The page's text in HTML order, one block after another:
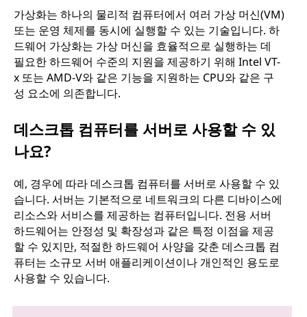
가상화는 하나의 물리적 컴퓨터에서 여러 가상 머신(VM)
또는 운영 체제를 동시에 실행할 수 있는 기술입니다. 하
드웨어 가상화는 가상 머신을 효율적으로 실행하는 데
필요한 하드웨어 수준의 지원을 제공하기 위해 Intel VT-
x 또는 AMD-V와 같은 기능을 지원하는 CPU와 같은 구
성 요소에 의존합니다.
데스크톱 컴퓨터를 서버로 사용할 수 있
나요?
예, 경우에 따라 데스크톱 컴퓨터를 서버로 사용할 수 있
습니다. 서버는 기본적으로 네트워크의 다른 디바이스에
리소스와 서비스를 제공하는 컴퓨터입니다. 전용 서버
하드웨어는 안정성 및 확장성과 같은 특정 이점을 제공
할 수 있지만, 적절한 하드웨어 사양을 갖춘 데스크톱 컴
퓨터는 소규모 서버 애플리케이션이나 개인적인 용도로
사용할 수 있습니다.